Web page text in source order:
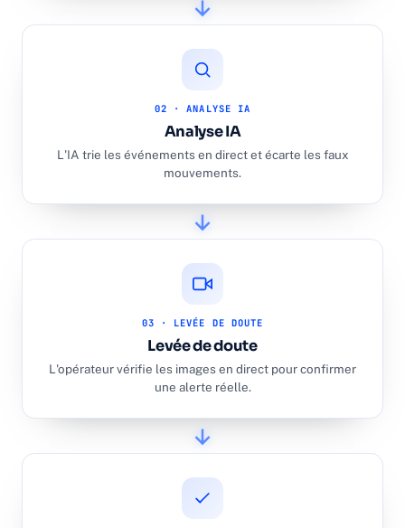
02 · ANALYSE IA
Analyse IA
L'IA trie les événements en direct et écarte les faux
mouvements.
03 · LEVÉE DE DOUTE
Levée de doute
L'opérateur vérifie les images en direct pour confirmer
une alerte réelle.